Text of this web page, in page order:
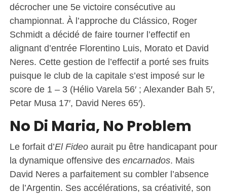
décrocher une 5e victoire consécutive au
championnat. À l’approche du Clássico, Roger
Schmidt a décidé de faire tourner l’effectif en
alignant d’entrée Florentino Luis, Morato et David
Neres. Cette gestion de l’effectif a porté ses fruits
puisque le club de la capitale s’est imposé sur le
score de 1 – 3 (Hélio Varela 56′ ; Alexander Bah 5′,
Petar Musa 17′, David Neres 65′).
No Di Maria, No Problem
Le forfait d’El Fideoaurait pu être handicapant pour
la dynamique offensive des encarnados. Mais
David Neres a parfaitement su combler l’absence
de l’Argentin. Ses accélérations, sa créativité, son